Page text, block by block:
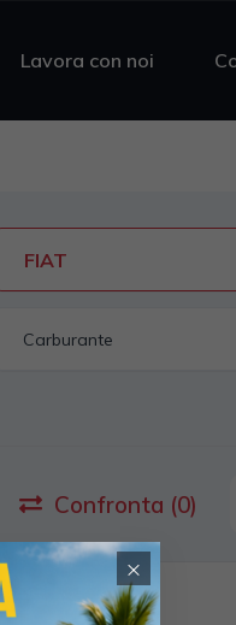
Lavora con noi
FIAT
Confronta (0)
×